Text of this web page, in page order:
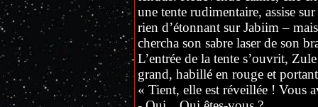
une tente rudimentaire, assise
rien d’étonnant sur Jabiim –
chercha son sabre laser de son
L’entrée de la tente s’ouvrit,
grand, habillé en rouge et
« Tient, elle est réveillée ! Vous